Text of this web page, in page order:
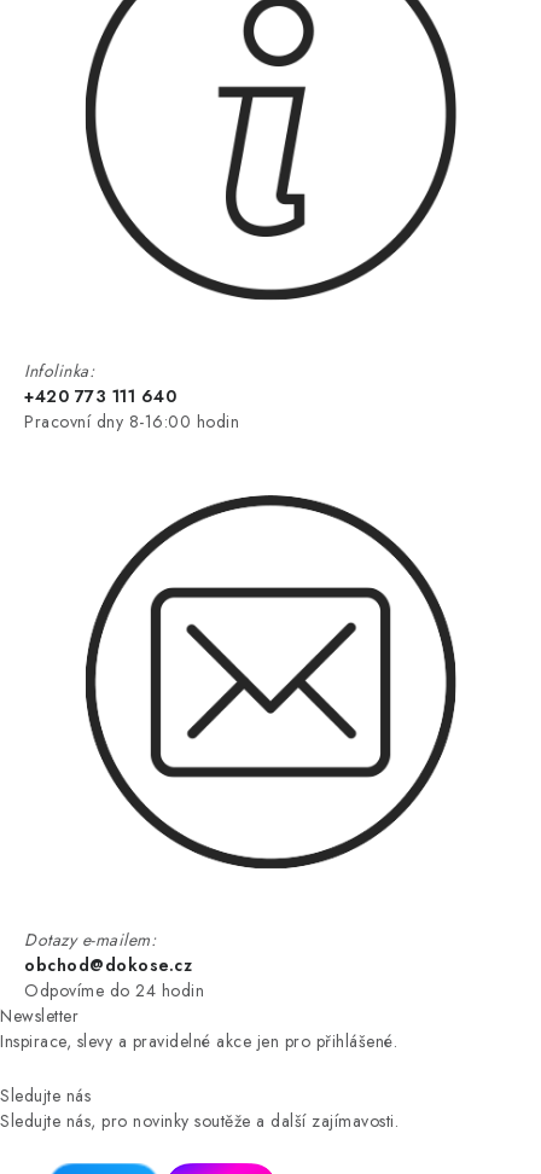
Infolinka:
+420 773 111 640
Pracovní dny 8-16:00 hodin
Dotazy e-mailem:
obchod@dokose.cz
Odpovíme do 24 hodin
Newsletter
Inspirace, slevy a pravidelné akce jen pro přihlášené.
Sledujte nás
Sledujte nás, pro novinky soutěže a další zajímavosti.